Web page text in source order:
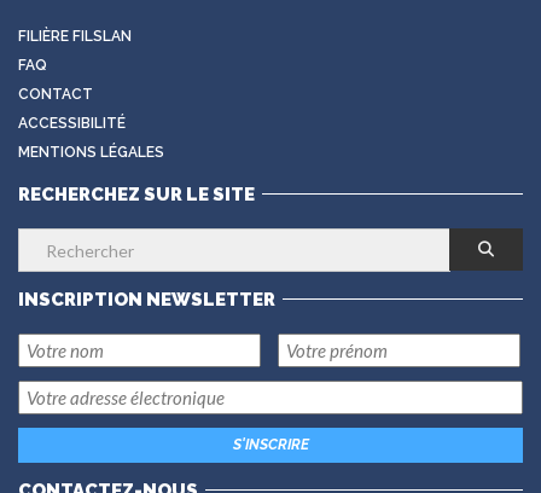
FILIÈRE FILSLAN
FAQ
CONTACT
ACCESSIBILITÉ
MENTIONS LÉGALES
RECHERCHEZ SUR LE SITE
INSCRIPTION NEWSLETTER